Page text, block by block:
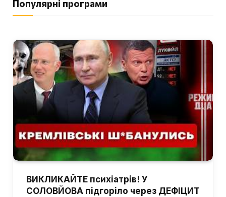
Популярні програми
ВИКЛИКАЙТЕ психіатрів! У
СОЛОВЙОВА підгоріло через ДЕФІЦИТ